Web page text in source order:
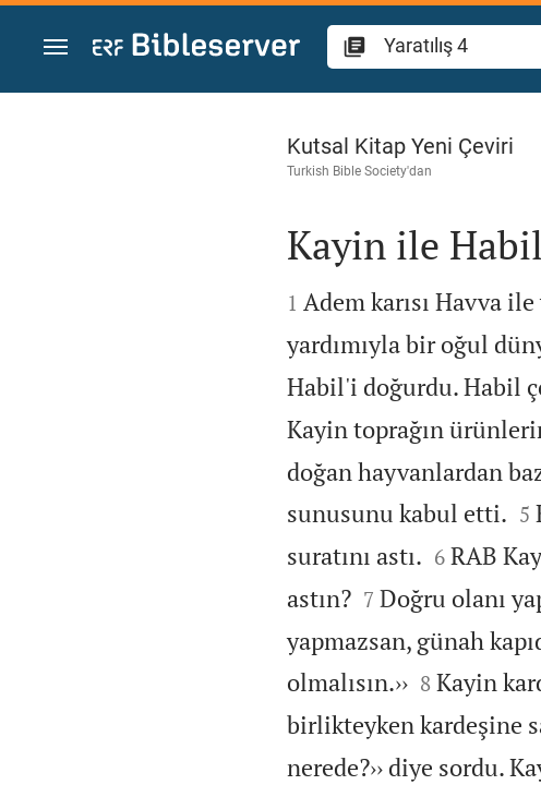
İçeriğe atla
Yaratılış 4
Kutsal Kitap Yeni Çeviri
Turkish Bible Society'dan

Kayin ile Habil

1 Adem karısı Havva
yardımıyla bir oğul
Habil'i doğurdu. Habil
Kayin toprağın
doğan hayvanlardan
sunusunu kabul etti.
5
suratını astı.
6 RAB
astın?
7 Doğru olanı
yapmazsan, günah
olmalısın.››
8 Kayin
birlikteyken kardeşine
nerede?›› diye sordu.